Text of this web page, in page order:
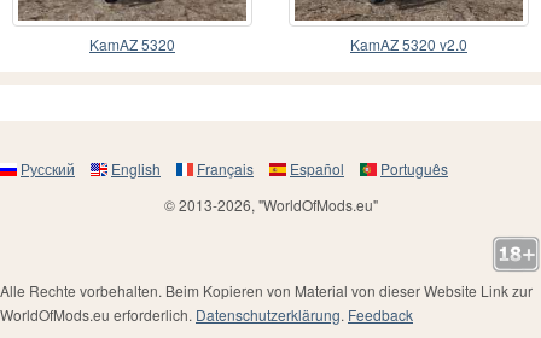
KamAZ 5320 KamAZ 5320 v2.0
Русский English Français Español
Português
© 2013-2026, "WorldOfMods.eu"
Alle Rechte vorbehalten. Beim Kopieren von Material von dieser Website Link zur
WorldOfMods.eu erforderlich. Datenschutzerklärung. Feedback